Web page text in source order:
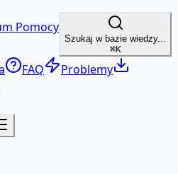
Pomocy
Szukaj w bazie wiedzy...
⌘K
FAQ
Problemy